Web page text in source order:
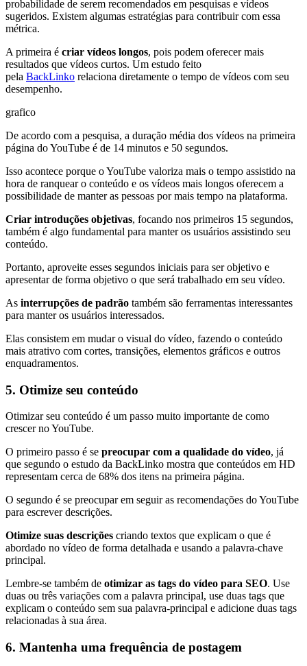
probabilidade de serem recomendados em pesquisas e vídeos
sugeridos. Existem algumas estratégias para contribuir com essa
métrica.
A primeira é criar vídeos longos, pois podem oferecer mais
resultados que vídeos curtos. Um estudo feito
pela BackLinko relaciona diretamente o tempo de vídeos com seu
desempenho.
grafico
De acordo com a pesquisa, a duração média dos vídeos na primeira
página do YouTube é de 14 minutos e 50 segundos.
Isso acontece porque o YouTube valoriza mais o tempo assistido na
hora de ranquear o conteúdo e os vídeos mais longos oferecem a
possibilidade de manter as pessoas por mais tempo na plataforma.
Criar introduções objetivas, focando nos primeiros 15 segundos,
também é algo fundamental para manter os usuários assistindo seu
conteúdo.
Portanto, aproveite esses segundos iniciais para ser objetivo e
apresentar de forma objetivo o que será trabalhado em seu vídeo.
As interrupções de padrão também são ferramentas interessantes
para manter os usuários interessados.
Elas consistem em mudar o visual do vídeo, fazendo o conteúdo
mais atrativo com cortes, transições, elementos gráficos e outros
enquadramentos.
5. Otimize seu conteúdo
Otimizar seu conteúdo é um passo muito importante de como
crescer no YouTube.
O primeiro passo é se preocupar com a qualidade do vídeo, já
que segundo o estudo da BackLinko mostra que conteúdos em HD
representam cerca de 68% dos itens na primeira página.
O segundo é se preocupar em seguir as recomendações do YouTube
para escrever descrições.
Otimize suas descrições criando textos que explicam o que é
abordado no vídeo de forma detalhada e usando a palavra-chave
principal.
Lembre-se também de otimizar as tags do vídeo para SEO. Use
duas ou três variações com a palavra principal, use duas tags que
explicam o conteúdo sem sua palavra-principal e adicione duas tags
relacionadas à sua área.
6. Mantenha uma frequência de postagem